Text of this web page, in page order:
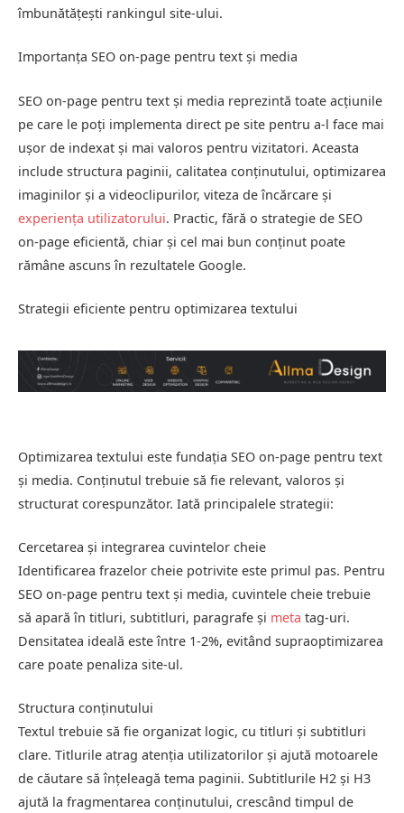
îmbunătățești rankingul site-ului.
Importanța SEO on-page pentru text și media
SEO on-page pentru text și media reprezintă toate acțiunile
pe care le poți implementa direct pe site pentru a-l face mai
ușor de indexat și mai valoros pentru vizitatori. Aceasta
include structura paginii, calitatea conținutului, optimizarea
imaginilor și a videoclipurilor, viteza de încărcare și
experiența utilizatorului. Practic, fără o strategie de SEO
on-page eficientă, chiar și cel mai bun conținut poate
rămâne ascuns în rezultatele Google.
Strategii eficiente pentru optimizarea textului
Optimizarea textului este fundația SEO on-page pentru text
și media. Conținutul trebuie să fie relevant, valoros și
structurat corespunzător. Iată principalele strategii:
Cercetarea și integrarea cuvintelor cheie
Identificarea frazelor cheie potrivite este primul pas. Pentru
SEO on-page pentru text și media, cuvintele cheie trebuie
să apară în titluri, subtitluri, paragrafe și meta tag-uri.
Densitatea ideală este între 1-2%, evitând supraoptimizarea
care poate penaliza site-ul.
Structura conținutului
Textul trebuie să fie organizat logic, cu titluri și subtitluri
clare. Titlurile atrag atenția utilizatorilor și ajută motoarele
de căutare să înțeleagă tema paginii. Subtitlurile H2 și H3
ajută la fragmentarea conținutului, crescând timpul de